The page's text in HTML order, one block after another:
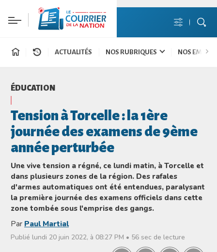
ACTUALITÉS NOS RUBRIQUES NOS
ÉDUCATION
Tension à Torcelle : la 1ère
journée des examens de 9ème
année perturbée
Une vive tension a régné, ce lundi matin, à Torcelle et
dans plusieurs zones de la région. Des rafales
d'armes automatiques ont été entendues, paralysant
la première journée des examens officiels dans cette
zone tombée sous l'emprise des gangs.
Par Paul Martial
Publié lundi 20 juin 2022, à 08:27 PM • 56 sec de lecture